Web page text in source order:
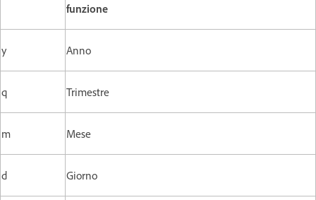
funzione
y Anno
q Trimestre
m Mese
d Giorno